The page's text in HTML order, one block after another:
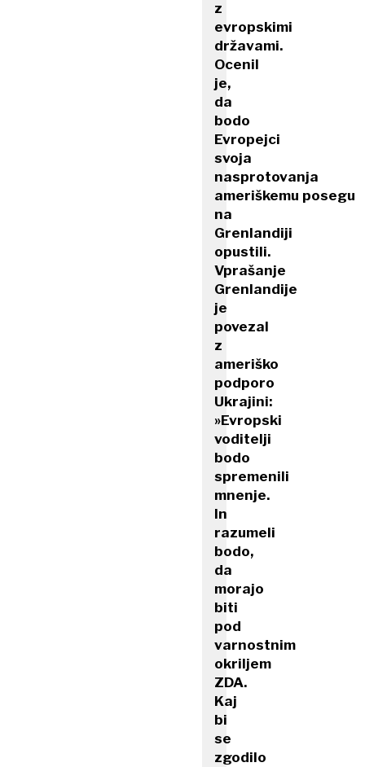
z
evropskimi
državami.
Ocenil
je,
da
bodo
Evropejci
svoja
nasprotovanja
ameriškemu posegu
na
Grenlandiji
opustili.
Vprašanje
Grenlandije
je
povezal
z
ameriško
podporo
Ukrajini:
»Evropski
voditelji
bodo
spremenili
mnenje.
In
razumeli
bodo,
da
morajo
biti
pod
varnostnim
okriljem
ZDA.
Kaj
bi
se
zgodilo